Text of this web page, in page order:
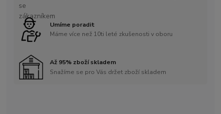
Umíme poradit
Máme více než 10ti leté zkušenosti v oboru
Až 95% zboží skladem
Snažíme se pro Vás držet zboží skladem